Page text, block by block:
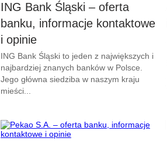
ING Bank Śląski – oferta
banku, informacje kontaktowe
i opinie
ING Bank Śląski to jeden z największych i
najbardziej znanych banków w Polsce.
Jego główna siedziba w naszym kraju
mieści...